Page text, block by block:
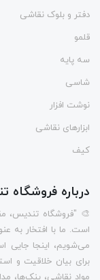
دفتر و بلوک نقاشی
قلمو
سه پایه
شاسی
نوشت افزار
ابزارهای نقاشی
کیف
درباره فروشگاه
🎨 "فروشگاه تندیس،
است. ما با افتخار به
می‌شویم، اینجا جایی
برای بیان خلاقیت و
مواد نقاشی، پنک‌ها،